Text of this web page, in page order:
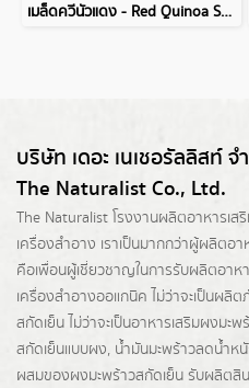
เมล็ดควีนัวแดง - Red Quinoa Seed
บริษัท เดอะ เนเชอรัลลิสท์ จ
The Naturalist Co., Ltd.
The Naturalist โรงงานผลิตอาหารเส
เครื่องสำอาง เราเป็นมากกว่าผู้ผลิตอา
คือเพื่อนผู้เชี่ยวชาญในการรับผลิตอา
เครื่องสำอางออแกนิค ไม่ว่าจะเป็นผ
สกัดเย็น ไม่ว่าจะเป็นอาหารเสริมผงม
สกัดเย็นแบบผง, น้ำมันมะพร้าวลดน้ำห
ผสมของผงมะพร้าวสกัดเย็น รับผลิตสิ